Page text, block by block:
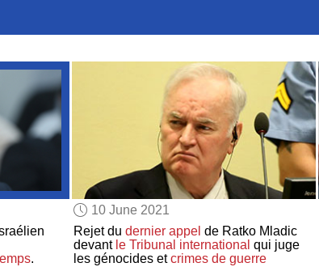
.
10 June 2021
Rejet du dernier appel de Ratko Mladic
devant le Tribunal international qui juge
les génocides etcrimes de guerre